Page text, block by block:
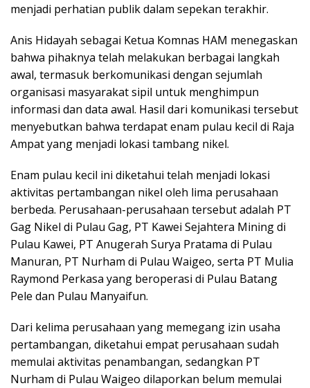
menjadi perhatian publik dalam sepekan terakhir.
Anis Hidayah sebagai Ketua Komnas HAM menegaskan
bahwa pihaknya telah melakukan berbagai langkah
awal, termasuk berkomunikasi dengan sejumlah
organisasi masyarakat sipil untuk menghimpun
informasi dan data awal. Hasil dari komunikasi tersebut
menyebutkan bahwa terdapat enam pulau kecil di Raja
Ampat yang menjadi lokasi tambang nikel.
Enam pulau kecil ini diketahui telah menjadi lokasi
aktivitas pertambangan nikel oleh lima perusahaan
berbeda. Perusahaan-perusahaan tersebut adalah PT
Gag Nikel di Pulau Gag, PT Kawei Sejahtera Mining di
Pulau Kawei, PT Anugerah Surya Pratama di Pulau
Manuran, PT Nurham di Pulau Waigeo, serta PT Mulia
Raymond Perkasa yang beroperasi di Pulau Batang
Pele dan Pulau Manyaifun.
Dari kelima perusahaan yang memegang izin usaha
pertambangan, diketahui empat perusahaan sudah
memulai aktivitas penambangan, sedangkan PT
Nurham di Pulau Waigeo dilaporkan belum memulai